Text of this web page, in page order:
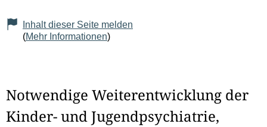
Inhalt dieser Seite melden
(Mehr Informationen)
Notwendige Weiterentwicklung der
Kinder- und Jugendpsychiatrie,